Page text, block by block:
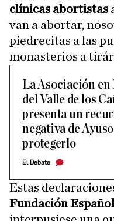
clínicas abortistas
van a abortar,
piedrecitas a las
monasterios a
La Asociación en
del Valle de los
presenta un
negativa de
protegerlo
El Debate
Estas
Fundación